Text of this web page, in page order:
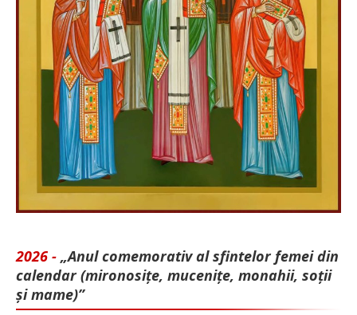
2026 - „Anul comemorativ al sfintelor femei din
calendar (mironosițe, mu­cenițe, monahii, soții
și mame)”